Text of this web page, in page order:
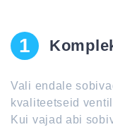
1
Vali endale
kvaliteetseid
Kui vajad abi